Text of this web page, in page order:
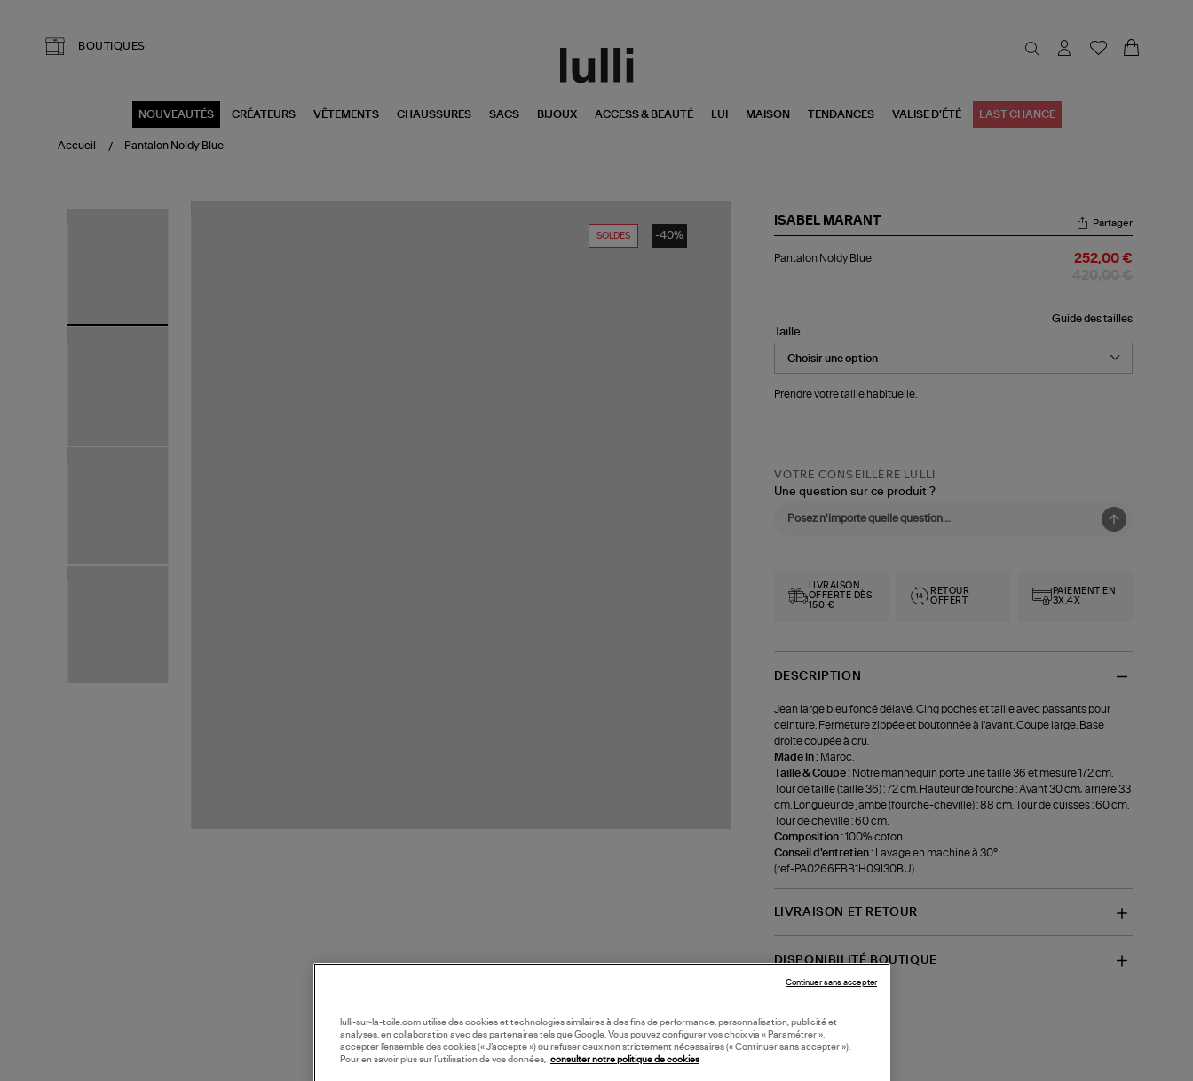
BOUTIQUES
NOUVEAUTÉS CRÉATEURS VÊTEMENTS CHAUSSURES SACS BIJOUX ACCESS & BEAUTÉ LUI MAISON TENDANCES VALISE D'ÉTÉ LAST CHANCE
Accueil Pantalon Noldy Blue
SOLDES -40%
ISABEL MARANT
Noldy
Partager
Pantalon Noldy Blue 252,00 €
Guide des tailles
Taille
Prendre votre taille habituelle.
VOTRE CONSEILLÈRE LULLI
Une question sur ce produit ?
LIVRAISON
OFFERTE DÈS
150 €
RETOUR
OFFERT
PAIEMENT EN
3X,4X
DESCRIPTION
Jean large bleu foncé délavé. Cinq poches et taille avec passants pour
ceinture. Fermeture zippée et boutonnée à l'avant. Coupe large. Base
droite coupée à cru.
Made in : Maroc.
Taille & Coupe : Notre mannequin porte une taille 36 et mesure 172 cm.
Tour de taille (taille 36) : 72 cm. Hauteur de fourche : Avant 30 cm, arrière 33
cm. Longueur de jambe (fourche-cheville) : 88 cm. Tour de cuisses : 60 cm.
Tour de cheville : 60 cm.
Composition :100% coton.
Conseil d'entretien :
Lavage en machine à 30°.
(ref-PA0266FBB1H09I30BU)
LIVRAISON ET RETOUR
DISPONIBILITÉ BOUTIQUE
lulli-sur-la-toile.com utilise des cookies et technologies similaires à des fins de performance, personnalisation, publicité et
analyses, en collaboration avec des partenaires tels que Google. Vous pouvez configurer vos choix via « Paramétrer »,
accepter l’ensemble des cookies (« J’accepte ») ou refuser ceux non strictement nécessaires (« Continuer sans accepter »).
Pour en savoir plus sur l’utilisation de vos données,
consulter notre politique de cookies
Continuer sans accepter